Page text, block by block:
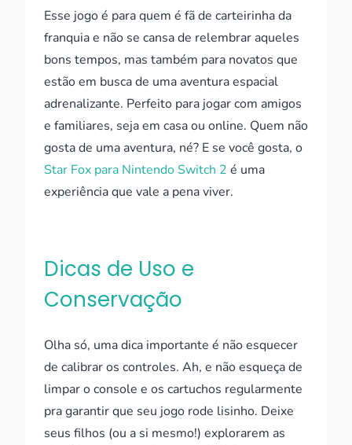
Esse jogo é para quem é fã de carteirinha da
franquia e não se cansa de relembrar aqueles
bons tempos, mas também para novatos que
estão em busca de uma aventura espacial
adrenalizante. Perfeito para jogar com amigos
e familiares, seja em casa ou online. Quem não
gosta de uma aventura, né? E se você gosta, o
Star Fox para Nintendo Switch 2 é uma
experiência que vale a pena viver.
Dicas de Uso e
Conservação
Olha só, uma dica importante é não esquecer
de calibrar os controles. Ah, e não esqueça de
limpar o console e os cartuchos regularmente
pra garantir que seu jogo rode lisinho. Deixe
seus filhos (ou a si mesmo!) explorarem as